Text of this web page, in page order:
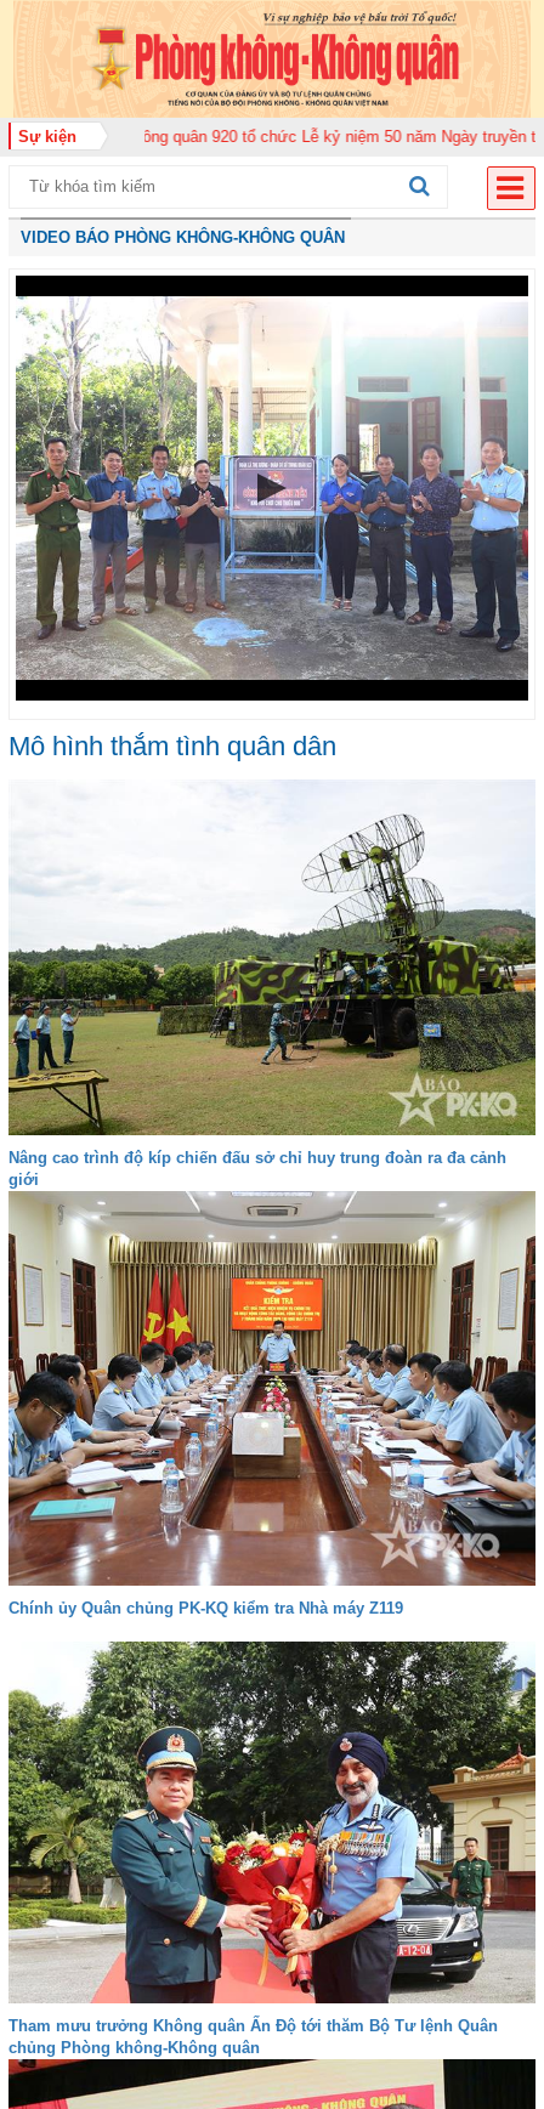
Sự kiện
Không quân 920 tổ chức Lễ kỷ niệm 50 năm Ngày truyền thống (12-11-
VIDEO BÁO PHÒNG KHÔNG-KHÔNG QUÂN
Mô hình thắm tình quân dân
Nâng cao trình độ kíp chiến đấu sở chỉ huy trung đoàn ra đa cảnh
giới
Chính ủy Quân chủng PK-KQ kiểm tra Nhà máy Z119
Tham mưu trưởng Không quân Ấn Độ tới thăm Bộ Tư lệnh Quân
chủng Phòng không-Không quân